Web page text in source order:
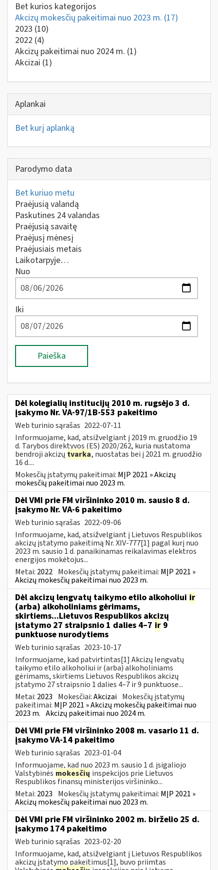
Bet kurios kategorijos
Akcizų mokesčių pakeitimai nuo 2023 m. (17)
2023 (10)
2022 (4)
Akcizų pakeitimai nuo 2024 m. (1)
Akcizai (1)
Aplankai
Bet kurį aplanką
Parodymo data
Bet kuriuo metu
Praėjusią valandą
Paskutines 24 valandas
Praėjusią savaitę
Praėjusį mėnesį
Praėjusiais metais
Laikotarpyje…
Nuo
Iki
Paieška
Dėl kolegialių institucijų 2010 m. rugsėjo 3 d.
įsakymo Nr. VA-97/1B-553 pakeitimo
Web turinio sąrašas 2022-07-11
Informuojame, kad, atsižvelgiant į 2019 m. gruodžio 19
d. Tarybos direktyvos (ES) 2020/262, kuria nustatoma
bendroji akcizų tvarka, nuostatas bei į 2021 m. gruodžio
16 d....
Mokesčių įstatymų pakeitimai: MĮP 2021 » Akcizų
mokesčių pakeitimai nuo 2023 m.
Dėl VMI prie FM viršininko 2010 m. sausio 8 d.
įsakymo Nr. VA-6 pakeitimo
Web turinio sąrašas 2022-09-06
Informuojame, kad, atsižvelgiant į Lietuvos Respublikos
akcizų įstatymo pakeitimą Nr. XIV-777[1] pagal kurį nuo
2023 m. sausio 1 d. panaikinamas reikalavimas elektros
energijos mokėtojus...
Metai: 2022 Mokesčių įstatymų pakeitimai: MĮP 2021 »
Akcizų mokesčių pakeitimai nuo 2023 m.
Dėl akcizų lengvatų taikymo etilo alkoholiui ir
(arba) alkoholiniams gėrimams,
skirtiems...Lietuvos Respublikos akcizų
įstatymo 27 straipsnio 1 dalies 4–7 ir 9
punktuose nurodytiems
Web turinio sąrašas 2023-10-17
Informuojame, kad patvirtintas[1] Akcizų lengvatų
taikymo etilo alkoholiui ir (arba) alkoholiniams
gėrimams, skirtiems Lietuvos Respublikos akcizų
įstatymo 27 straipsnio 1 dalies 4–7 ir 9 punktuose...
Metai: 2023 Mokesčiai:Akcizai Mokesčių įstatymų
pakeitimai: MĮP 2021 » Akcizų mokesčių pakeitimai nuo
2023 m. Akcizų pakeitimai nuo 2024 m.
Dėl VMI prie FM viršininko 2008 m. vasario 11 d.
įsakymo VA-14 pakeitimo
Web turinio sąrašas 2023-01-04
Informuojame, kad nuo 2023 m. sausio 1 d. įsigaliojo
Valstybinės mokesčių inspekcijos prie Lietuvos
Respublikos finansų ministerijos viršininko...
Metai: 2023 Mokesčių įstatymų pakeitimai: MĮP 2021 »
Akcizų mokesčių pakeitimai nuo 2023 m.
Dėl VMI prie FM viršininko 2002 m. birželio 25 d.
įsakymo 174 pakeitimo
Web turinio sąrašas 2023-02-20
Informuojame, kad, atsižvelgiant į Lietuvos Respublikos
akcizų įstatymo pakeitimus[1], buvo priimtas